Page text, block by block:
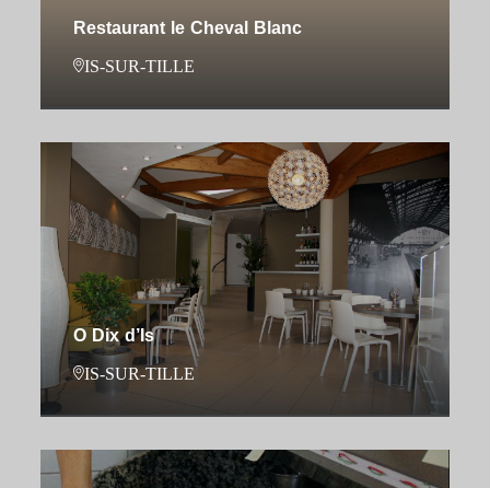
Restaurant le Cheval Blanc
IS-SUR-TILLE
O Dix d’Is
IS-SUR-TILLE